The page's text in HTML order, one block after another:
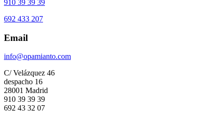
910 39 39 39
692 433 207
Email
info@opamianto.com
C/ Velázquez 46
despacho 16
28001 Madrid
910 39 39 39
692 43 32 07